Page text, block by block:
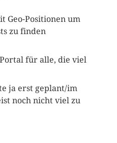
Geo-Positionen um
zu finden
für alle, die viel
ja erst geplant/im
noch nicht viel zu